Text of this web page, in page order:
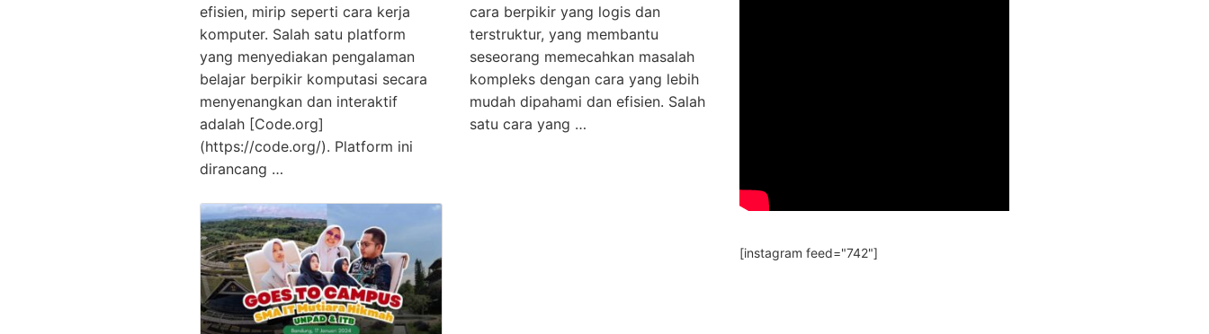
efisien, mirip seperti cara kerja
komputer. Salah satu platform
yang menyediakan pengalaman
belajar berpikir komputasi secara
menyenangkan dan interaktif
adalah [Code.org]
(https://code.org/). Platform ini
dirancang …
cara berpikir yang logis dan
terstruktur, yang membantu
seseorang memecahkan masalah
kompleks dengan cara yang lebih
mudah dipahami dan efisien. Salah
satu cara yang …
[instagram feed="742"]